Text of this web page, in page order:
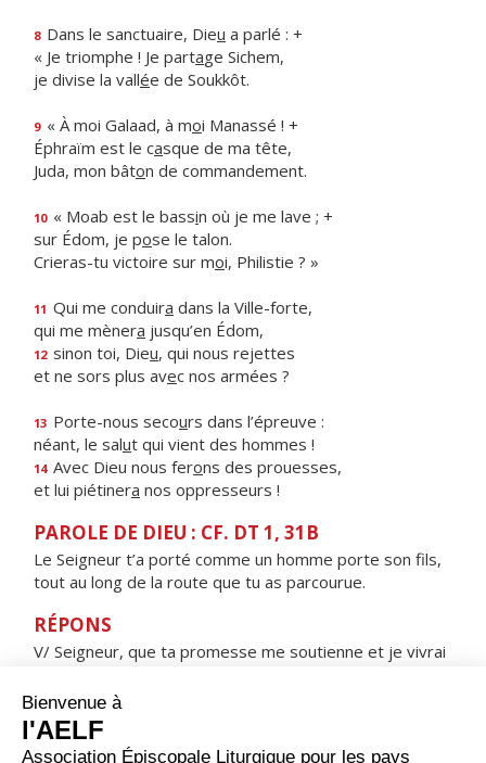
8 Dans le sanctuaire, Dieu a parlé : +
« Je triomphe ! Je partage Sichem,
je divise la vallée de Soukkôt.
9 « À moi Galaad, à moi Manassé ! +
Éphraïm est le casque de ma tête,
Juda, mon bâton de commandement.
10 « Moab est le bassin où je me lave ; +
sur Édom, je pose le talon.
Crieras-tu victoire sur moi, Philistie ? »
11 Qui me conduira dans la Ville-forte,
qui me mènera jusqu’en Édom,
12 sinon toi, Dieu, qui nous rejettes
et ne sors plus avec nos armées ?
13 Porte-nous secours dans l’épreuve :
néant, le salut qui vient des hommes !
14 Avec Dieu nous ferons des prouesses,
et lui piétinera nos oppresseurs !
PAROLE DE DIEU : CF. DT 1, 31B
Le Seigneur t’a porté comme un homme porte son fils,
tout au long de la route que tu as parcourue.
RÉPONS
V/ Seigneur, que ta promesse me soutienne et je vivrai
ne déçois pas mon attente.
ORAISON